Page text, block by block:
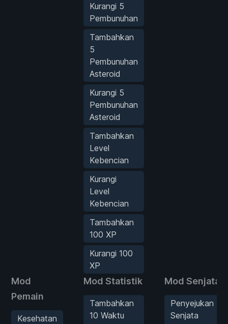
Kurangi 5
Pembunuhan
Tambahkan
5
Pembunuhan
Asteroid
Kurangi 5
Pembunuhan
Asteroid
Tambahkan
Level
Kebencian
Kurangi
Level
Kebencian
Tambahkan
100 XP
Kurangi 100
XP
Mod
Pemain
Kesehatan
Mod Statistik
Tambahkan
10 Waktu
Mod Senjata
Penyejukan
Senjata